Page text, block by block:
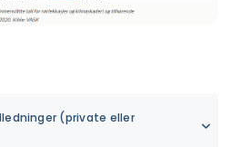
(private eller